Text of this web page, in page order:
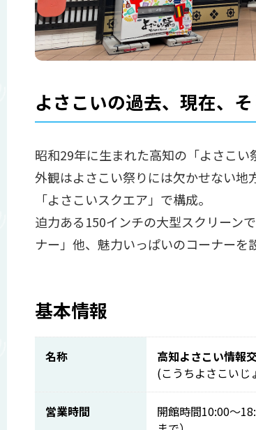
よさこいの過去、現在、
昭和29年に生まれた高知の「よさこい
外観はよさこい祭りには欠かせない地
「よさこいスクエア」で構成。
迫力ある150インチの大型スクリーン
ナー」他、魅力いっぱいのコーナーを
基本情報
名称
高知よさこい情報
(こうちよさこいじ
営業時間
開館時間10:00～